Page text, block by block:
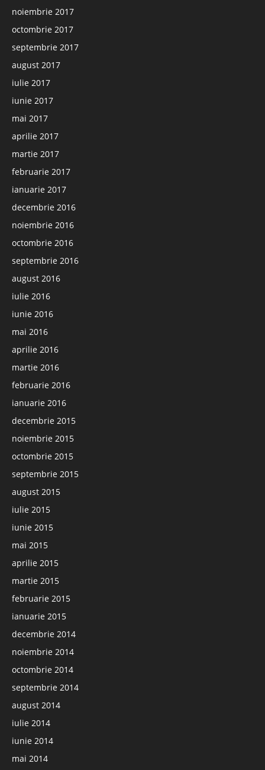
noiembrie 2017
octombrie 2017
septembrie 2017
august 2017
iulie 2017
iunie 2017
mai 2017
aprilie 2017
martie 2017
februarie 2017
ianuarie 2017
decembrie 2016
noiembrie 2016
octombrie 2016
septembrie 2016
august 2016
iulie 2016
iunie 2016
mai 2016
aprilie 2016
martie 2016
februarie 2016
ianuarie 2016
decembrie 2015
noiembrie 2015
octombrie 2015
septembrie 2015
august 2015
iulie 2015
iunie 2015
mai 2015
aprilie 2015
martie 2015
februarie 2015
ianuarie 2015
decembrie 2014
noiembrie 2014
octombrie 2014
septembrie 2014
august 2014
iulie 2014
iunie 2014
mai 2014